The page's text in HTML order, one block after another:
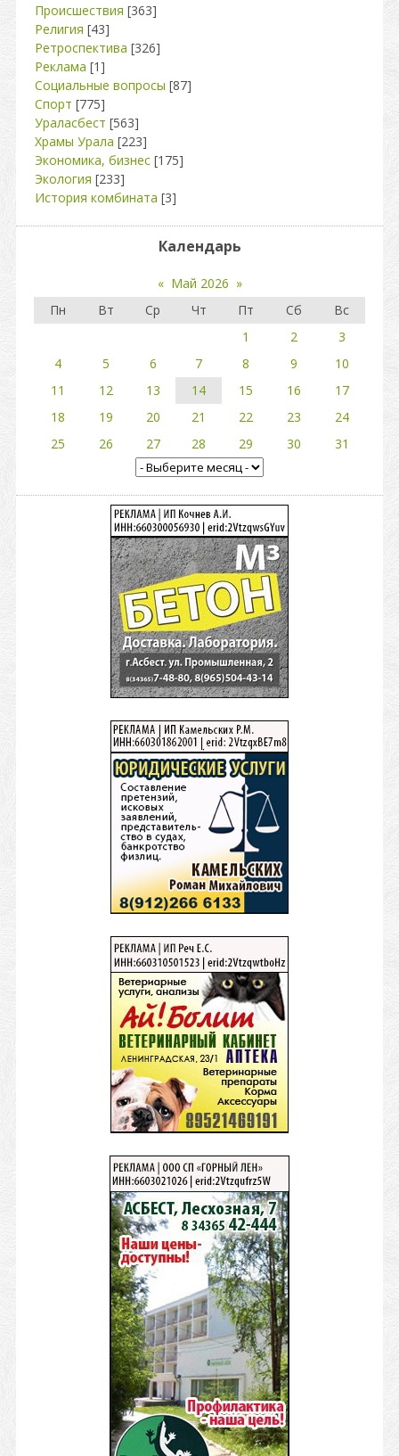
Происшествия [363]
Религия [43]
Ретроспектива [326]
Реклама [1]
Социальные вопросы [87]
Спорт [775]
Ураласбест [563]
Храмы Урала [223]
Экономика, бизнес [175]
Экология [233]
История комбината [3]
Календарь
« Май 2026 »
Пн
Вт Ср Чт Пт Сб
Вс
1
2
3
4
5 6 7 8 9
10
11
12 13 14 15 16
17
18
19 20 21 22 23
24
25
26 27 28 29 30 31